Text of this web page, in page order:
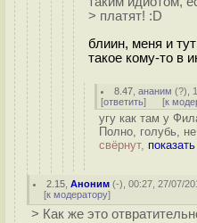
> платят! :D
блиин, меня и
такое кому-то в
8.47 ,ананим (?),
[ответить] [к
угу как там у
Полно, голубь,
свёрнут, показать
2.15 ,Аноним (-), 00:27, 27/07/
[к модератору]
> Как же это